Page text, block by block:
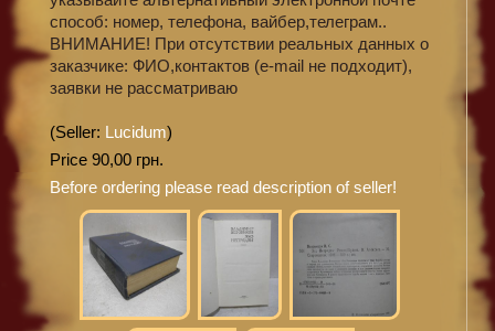
способ: номер, телефона, вайбер,телеграм..
ВНИМАНИЕ! При отсутствии реальных данных о
заказчике: ФИО,контактов (e-mail не подходит),
заявки не рассматриваю
(Seller: Lucidum)
Price 90,00 грн.
Before ordering please read description of seller!